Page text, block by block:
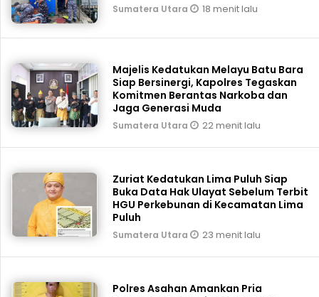
Sumatera Utara 18 menit lalu
Majelis Kedatukan Melayu Batu Bara
Siap Bersinergi, Kapolres Tegaskan
Komitmen Berantas Narkoba dan
Jaga Generasi Muda
Sumatera Utara 22 menit lalu
Zuriat Kedatukan Lima Puluh Siap
Buka Data Hak Ulayat Sebelum Terbit
HGU Perkebunan di Kecamatan Lima
Puluh
Sumatera Utara 23 menit lalu
Polres Asahan Amankan Pria